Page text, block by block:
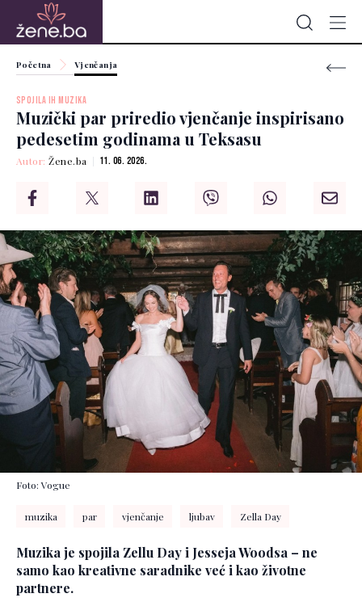
Početna Vjenčanja
SPOJILA IH MUZIKA
Muzički par priredio vjenčanje inspirisano
pedesetim godinama u Teksasu
Autor:Žene.ba 11. 06. 2026.
Foto: Vogue
muzika par vjenčanje ljubav Zella Day
Muzika je spojila Zellu Day i Jesseja Woodsa – ne
samo kao kreativne saradnike već i kao životne
partnere.